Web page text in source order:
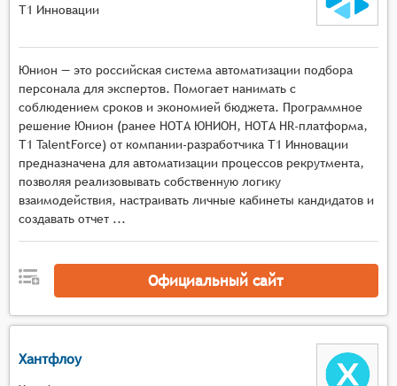
кандидатами в режиме реального времени,
обеспечивая высокое качество связи и звука.
Виртуальные туры и презентации: Возможность
создания интерактивных виртуальных туров по
офису или рабочему пространству компании, а
также презентаций, которые помогут
кандидатам лучше понять культуру и ценности
компании.
Тестирование и оценка: Интеграция с
инструментами для проведения онлайн-
тестирования и оценки кандидатов, включая
тесты на профессиональные навыки,
личностные качества и знание предметной
ботов и автоматизации для обработки
первичной информации о кандидатах, отправки
уведомлений и организации встреч.
Т1 Инновации
Юнион — это российская система автоматизации подбора
персонала для экспертов. Помогает нанимать с
соблюдением сроков и экономией бюджета. Программное
решение Юнион (ранее НОТА ЮНИОН, НОТА HR-платформа,
Т1 TalentForce) от компании-разработчика Т1 Инновации
предназначена для автоматизации процессов рекрутмента,
позволяя реализовывать собственную логику
взаимодействия, настраивать личные кабинеты кандидатов и
создавать отчет ...
Официальный сайт
Хантфлоу